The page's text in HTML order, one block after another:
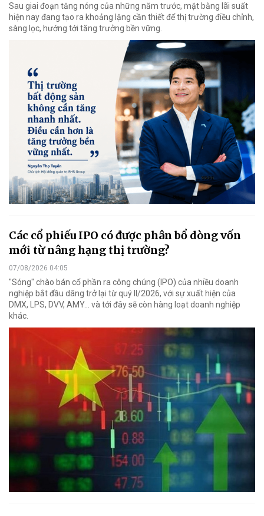
Sau giai đoạn tăng nóng của những năm trước, mặt bằng lãi suất
hiện nay đang tạo ra khoảng lặng cần thiết để thị trường điều chỉnh,
sàng lọc, hướng tới tăng trưởng bền vững.
Các cổ phiếu IPO có được phân bổ dòng vốn
mới từ nâng hạng thị trường?
07/08/2026 04:05
"Sóng" chào bán cổ phần ra công chúng (IPO) của nhiều doanh
nghiệp bắt đầu dâng trở lại từ quý II/2026, với sự xuất hiện của
DMX, LPS, DVV, AMY... và tới đây sẽ còn hàng loạt doanh nghiệp
khác.